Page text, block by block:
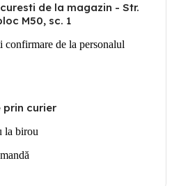
de la magazin - Str.
M50, sc. 1
confirmare de la personalul
prin curier
la birou